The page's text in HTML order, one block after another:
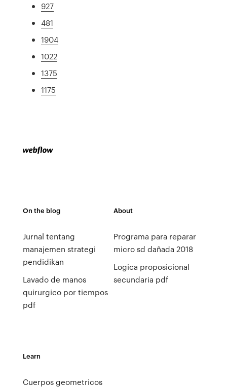
927
481
1904
1022
1375
1175
On the blog
Jurnal tentang
manajemen strategi
pendidikan
Lavado de manos
quirurgico por tiempos
pdf
About
Programa para reparar
micro sd dañada 2018
Logica proposicional
secundaria pdf
Learn
Cuerpos geometricos